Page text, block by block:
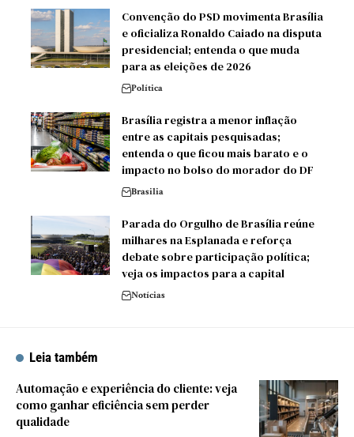
Convenção do PSD movimenta Brasília
e oficializa Ronaldo Caiado na disputa
presidencial; entenda o que muda
para as eleições de 2026
Política
Brasília registra a menor inflação
entre as capitais pesquisadas;
entenda o que ficou mais barato e o
impacto no bolso do morador do DF
Brasilia
Parada do Orgulho de Brasília reúne
milhares na Esplanada e reforça
debate sobre participação política;
veja os impactos para a capital
Notícias
Leia também
Automação e experiência do cliente: veja
como ganhar eficiência sem perder
qualidade